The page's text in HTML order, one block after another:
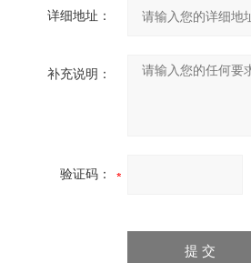
详细地址：
补充说明：
验证码：